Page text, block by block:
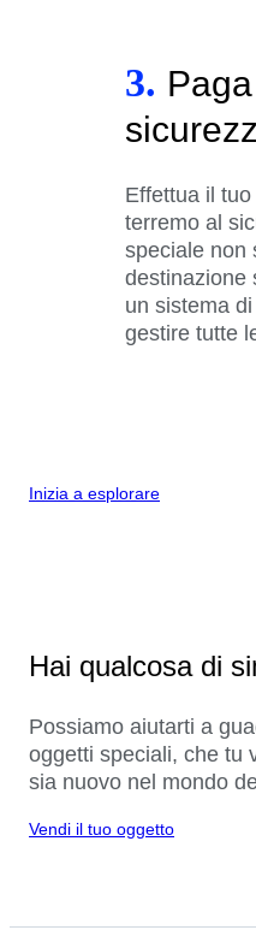
3.
Effettua il
terremo al
speciale non
destinazione
un sistema
gestire tutte
Inizia a esplorare
Hai qualcosa di
Possiamo aiutarti a
oggetti speciali, che tu
sia nuovo nel mondo
Vendi il tuo oggetto